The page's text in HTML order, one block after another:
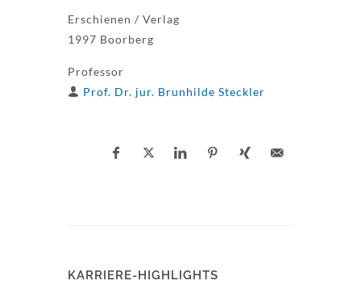
Erschienen / Verlag
1997 Boorberg
Professor
Prof. Dr. jur. Brunhilde Steckler
KARRIERE-HIGHLIGHTS